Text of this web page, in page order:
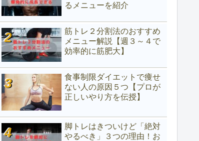
るメニューを紹介
筋トレ２分割法のおすすめ
メニュー解説【週３～４で
効率的に筋肥大】
食事制限ダイエットで痩せ
ない人の原因５つ【プロが
正しいやり方を伝授】
脚トレはきついけど「絶対
やるべき」３つの理由！お